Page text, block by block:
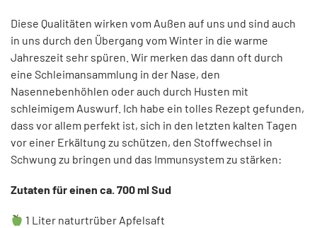
Diese Qualitäten wirken vom Außen auf uns und sind auch
in uns durch den Übergang vom Winter in die warme
Jahreszeit sehr spüren. Wir merken das dann oft durch
eine Schleimansammlung in der Nase, den
Nasennebenhöhlen oder auch durch Husten mit
schleimigem Auswurf. Ich habe ein tolles Rezept gefunden,
dass vor allem perfekt ist, sich in den letzten kalten Tagen
vor einer Erkältung zu schützen, den Stoffwechsel in
Schwung zu bringen und das Immunsystem zu stärken:
Zutaten für einen ca. 700 ml Sud
1 Liter naturtrüber Apfelsaft